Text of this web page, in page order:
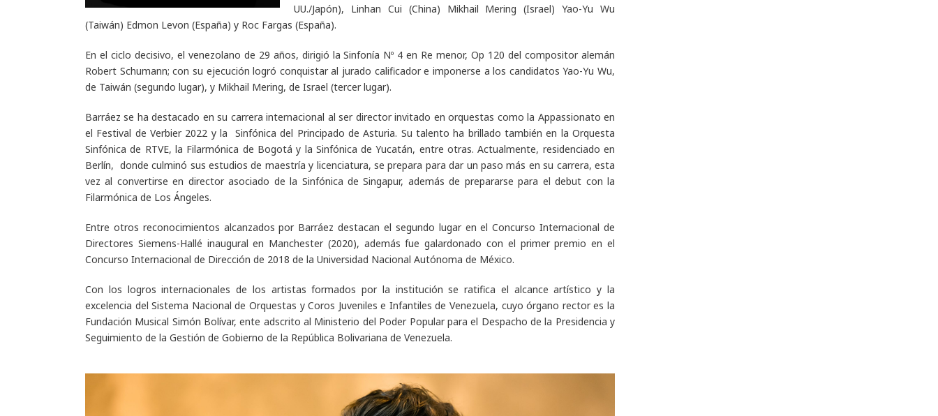
UU./Japón), Linhan Cui (China) Mikhail Mering (Israel) Yao-Yu Wu
(Taiwán) Edmon Levon (España) y Roc Fargas (España).
En el ciclo decisivo, el venezolano de 29 años, dirigió laSinfonía Nº 4 en Re menor, Op 120del compositor alemán
Robert Schumann; con su ejecución logró conquistar al jurado calificador e imponerse a los candidatos Yao-Yu Wu,
de Taiwán (segundo lugar), y Mikhail Mering, de Israel (tercer lugar).
Barráez se ha destacado en su carrera internacional al ser director invitado en orquestas como la Appassionato en
el Festival de Verbier 2022 y la Sinfónica del Principado de Asturia. Su talento ha brillado también en la Orquesta
Sinfónica de RTVE, la Filarmónica de Bogotá y la Sinfónica de Yucatán, entre otras. Actualmente, residenciado en
Berlín, donde culminó sus estudios de maestría y licenciatura, se prepara para dar un paso más en su carrera, esta
vez al convertirse en director asociado de la Sinfónica de Singapur, además de prepararse para el debut con la
Filarmónica de Los Ángeles.
Entre otros reconocimientos alcanzados por Barráez destacan el segundo lugar en el Concurso Internacional de
Directores Siemens-Hallé inaugural en Manchester (2020), además fue galardonado con el primer premio en el
Concurso Internacional de Dirección de 2018 de la Universidad Nacional Autónoma de México.
Con los logros internacionales de los artistas formados por la institución se ratifica el alcance artístico y la
excelencia del Sistema Nacional de Orquestas y Coros Juveniles e Infantiles de Venezuela, cuyo órgano rector es la
Fundación Musical Simón Bolívar, ente adscrito al Ministerio del Poder Popular para el Despacho de la Presidencia y
Seguimiento de la Gestión de Gobierno de la República Bolivariana de Venezuela.